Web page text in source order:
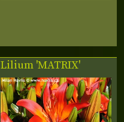
Lilium 'MATRIX'